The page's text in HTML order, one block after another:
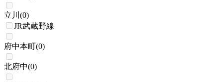
立川 (0)
JR武蔵野線
府中本町(0)
北府中(0)